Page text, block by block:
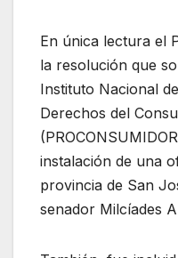
En única lectura el
la resolución que
Instituto Nacional
Derechos del
instalación de una
provincia de San
senador Milcíades